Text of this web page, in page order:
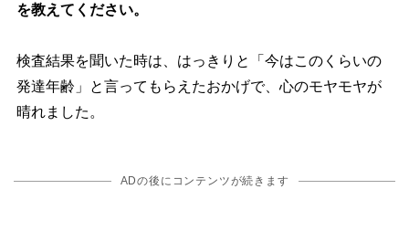
を教えてください。
検査結果を聞いた時は、はっきりと「今はこのくらいの
発達年齢」と言ってもらえたおかげで、心のモヤモヤが
晴れました。
ADの後にコンテンツが続きます